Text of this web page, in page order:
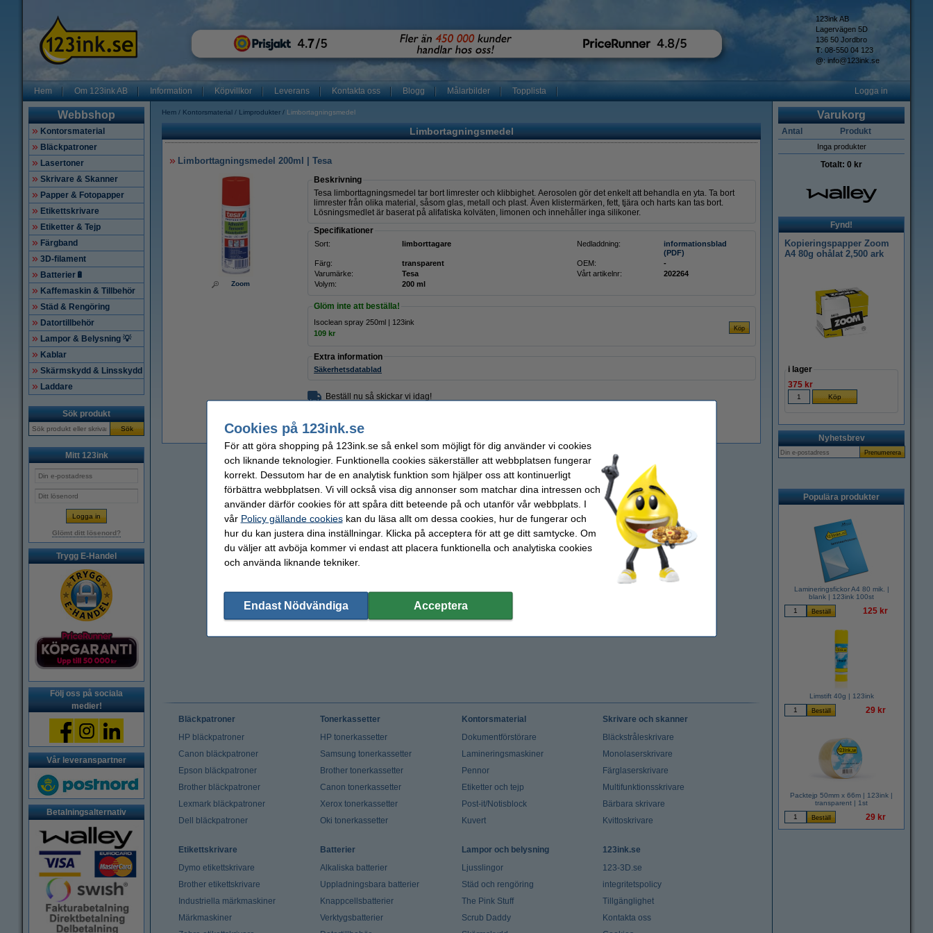
123ink AB
Lagervägen 5D
136 50 Jordbro
T: 08-550 04 123
@: info@123ink.se
Hem Om 123ink AB Information Köpvillkor Leverans Kontakta oss Blogg Målarbilder Topplista Logga in
Webbshop
Kontorsmaterial
Bläckpatroner
Lasertoner
Skrivare & Skanner
Papper & Fotopapper
Etikettskrivare
Etiketter & Tejp
Färgband
3D-filament
Batterier🔋
Kaffemaskin & Tillbehör
Städ & Rengöring
Datortillbehör
Lampor & Belysning 💡
Kablar
Skärmskydd & Linsskydd
Laddare
Sök produkt
Sök
Mitt 123ink
Glömt ditt lösenord?
Trygg E-Handel
Följ oss på sociala
medier!
Vår leveranspartner
Betalningsalternativ
Hem Kontorsmaterial Limprodukter Limbortagningsmedel
Limbortagningsmedel
Limborttagningsmedel 200ml | Tesa
Zoom
Beskrivning
Tesa limborttagningsmedel tar bort limrester och klibbighet. Aerosolen gör det enkelt att behandla en yta. Ta bort
limrester från olika material, såsom glas, metall och plast. Även klistermärken, fett, tjära och harts kan tas bort.
Lösningsmedlet är baserat på alifatiska kolväten, limonen och innehåller inga silikoner.
Specifikationer
Sort: limborttagare Nedladdning:
informationsblad
(PDF)
Färg:
transparent OEM:
-
Varumärke:
Tesa Vårt artikelnr:
202264
Volym:
200 ml
Glöm inte att beställa!
Isoclean spray 250ml | 123ink
109 kr
Extra information
Säkerhetsdatablad
Beställ nu så skickar vi idag!
100 kr Exkl. 25% Moms
Varukorg
Antal Produkt
Inga produkter
Totalt: 0 kr
Fynd!
Kopieringspapper Zoom
A4 80g ohålat 2,500 ark
i lager
375 kr
Nyhetsbrev
Populära produkter
Lamineringsfickor A4 80 mik. |
blank | 123ink 100st
125 kr
Limstift 40g | 123ink
29 kr
Packtejp 50mm x 66m | 123ink |
transparent | 1st
29 kr
Bläckpatroner
HP bläckpatroner
Canon bläckpatroner
Epson bläckpatroner
Brother bläckpatroner
Lexmark bläckpatroner
Dell bläckpatroner
Tonerkassetter
HP tonerkassetter
Samsung tonerkassetter
Brother tonerkassetter
Canon tonerkassetter
Xerox tonerkassetter
Oki tonerkassetter
Kontorsmaterial
Dokumentförstörare
Lamineringsmaskiner
Pennor
Etiketter och tejp
Post-it/Notisblock
Kuvert
Skrivare och skanner
Bläckstråleskrivare
Monolaserskrivare
Färglaserskrivare
Multifunktionsskrivare
Bärbara skrivare
Kvittoskrivare
Etikettskrivare
Dymo etikettskrivare
Brother etikettskrivare
Industriella märkmaskiner
Märkmaskiner
Batterier
Alkaliska batterier
Uppladningsbara batterier
Knappcellsbatterier
Verktygsbatterier
Lampor och belysning
Ljusslingor
Städ och rengöring
The Pink Stuff
Scrub Daddy
123ink.se
123-3D.se
integritetspolicy
Tillgänglighet
Kontakta oss
Cookies på 123ink.se
För att göra shopping på 123ink.se så enkel som möjligt för dig använder vi cookies
och liknande teknologier. Funktionella cookies säkerställer att webbplatsen fungerar
korrekt. Dessutom har de en analytisk funktion som hjälper oss att kontinuerligt
förbättra webbplatsen. Vi vill också visa dig annonser som matchar dina intressen och
använder därför cookies för att spåra ditt beteende på och utanför vår webbplats. I
vår Policy gällande cookieskan du läsa allt om dessa cookies, hur de fungerar och
hur du kan justera dina inställningar. Klicka på acceptera för att ge ditt samtycke. Om
du väljer att avböja kommer vi endast att placera funktionella och analytiska cookies
och använda liknande tekniker.
Endast Nödvändiga Acceptera